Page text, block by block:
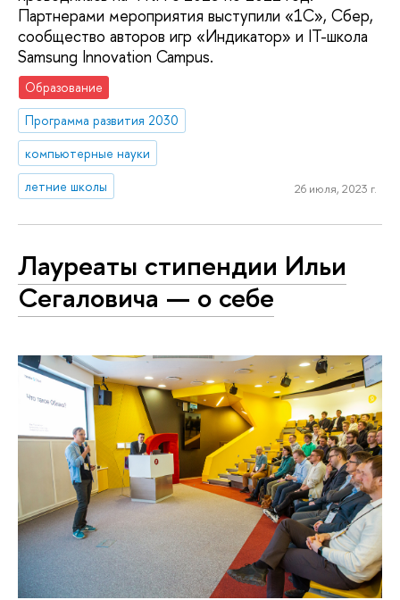
Партнерами мероприятия выступили «1С», Сбер,
сообщество авторов игр «Индикатор» и IT-школа
Samsung Innovation Campus.
Образование
Программа развития 2030
компьютерные науки
летние школы
26 июля, 2023 г.
Лауреаты стипендии Ильи
Сегаловича — о себе